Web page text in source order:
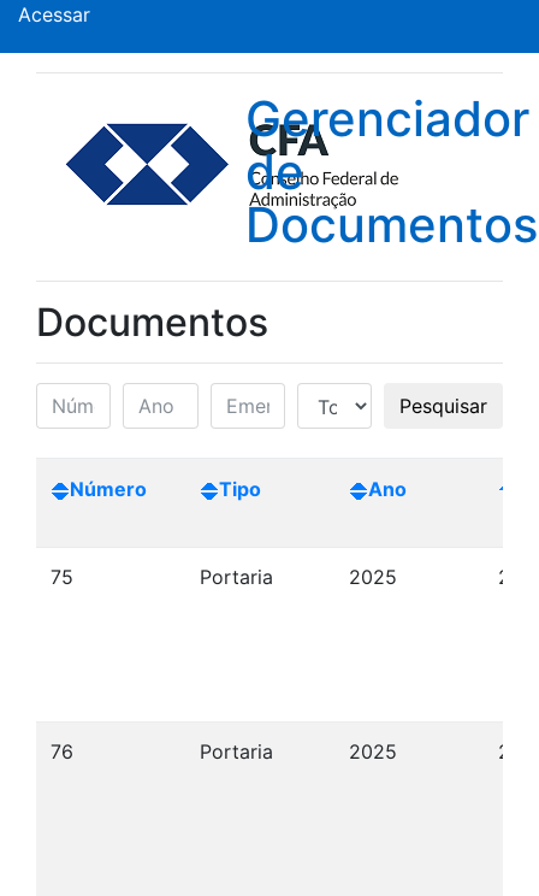
Acessar
Gerenciador
de
Documentos
Documentos
Pesquisar
Número Tipo Ano
75 Portaria 2025 27/
76 Portaria 2025 27/